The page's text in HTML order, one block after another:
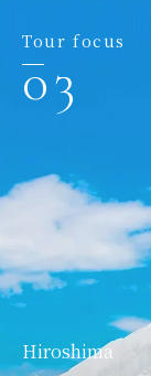
Hiroshima
Hiroshima
松山城
Tour focus
03